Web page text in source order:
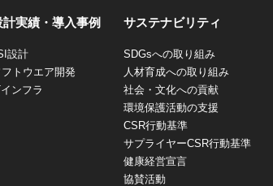
計実績・導入事例
設計
フトウエア開発
インフラ
サステナビリティ
SDGsへの取り組み
人材育成への取り組み
社会・文化への貢献
環境保護活動の支援
CSR行動基準
サプライヤーCSR行動基準
健康経営宣言
協賛活動